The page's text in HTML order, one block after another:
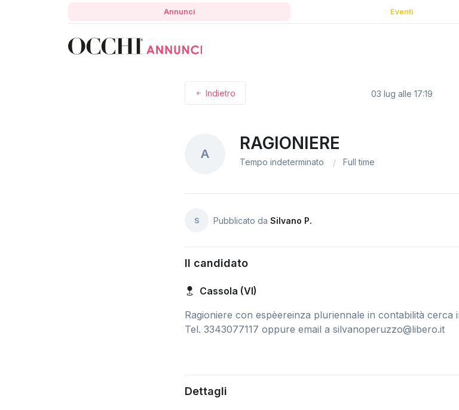
Annunci Eventi
Indietro 03 lug alle 17:19
A
RAGIONIERE
Tempo indeterminato Full time
S Pubblicato daSilvano P.
Il candidato
Cassola (VI)
Ragioniere con espèereinza pluriennale in contabilità cerca
Tel. 3343077117 oppure email asilvanoperuzzo@libero.it
Dettagli